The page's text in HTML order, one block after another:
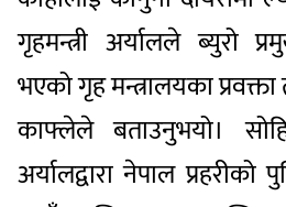
गृहमन्त्री अर्यालले ब्युरो
भएको गृह मन्त्रालयका
काफ्लेले बताउनुभयो।
अर्यालद्वारा नेपाल